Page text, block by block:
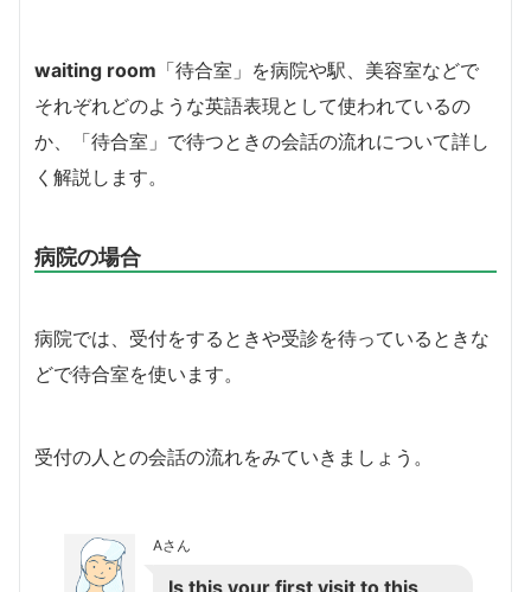
waiting room 「待合室」を病院や駅、美容室などで
それぞれどのような英語表現として使われているの
か、「待合室」で待つときの会話の流れについて詳し
く解説します。
病院の場合
病院では、受付をするときや受診を待っているときな
どで待合室を使います。
受付の人との会話の流れをみていきましょう。
Aさん
Is this your first visit to this